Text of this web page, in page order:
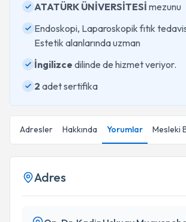
ATATÜRK ÜNİVERSİTESİ mezunu
Endoskopi, Laparoskopik fıtık
Estetik alanlarında uzman
İngilizce dilinde de hizmet veriyor.
2 adet sertifika
Adresler Hakkında Yorumlar Mesleki
Adres